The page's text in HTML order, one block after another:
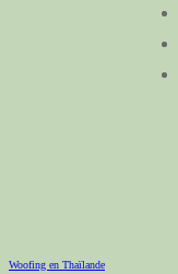
Woofing en Thaïlande